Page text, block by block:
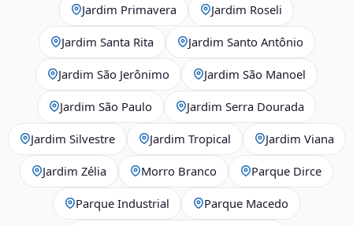
Jardim Primavera Jardim Roseli
Jardim Santa Rita Jardim Santo Antônio
Jardim São Jerônimo Jardim São Manoel
Jardim São Paulo Jardim Serra Dourada
Jardim Silvestre Jardim Tropical Jardim Viana
Jardim Zélia Morro Branco Parque Dirce
Parque Industrial Parque Macedo